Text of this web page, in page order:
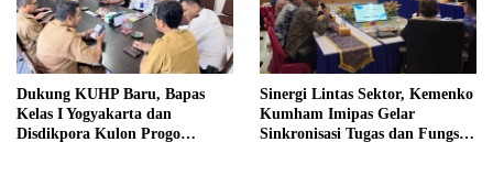
Dukung KUHP Baru, Bapas
Kelas I Yogyakarta dan
Disdikpora Kulon Progo
Sinergi Lintas Sektor, Kemenko
Kumham Imipas Gelar
Sinkronisasi Tugas dan Fungsi